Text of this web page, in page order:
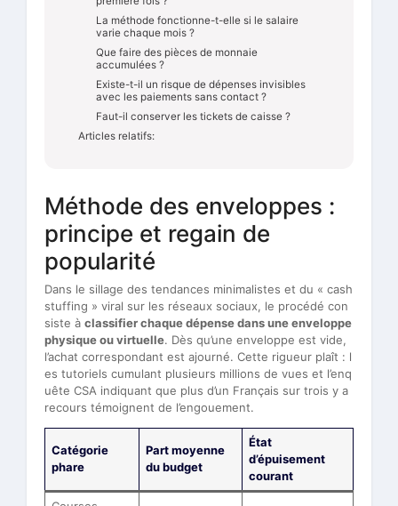
La méthode fonctionne-t-elle si le salaire
varie chaque mois ?
Que faire des pièces de monnaie
accumulées ?
Existe-t-il un risque de dépenses invisibles
avec les paiements sans contact ?
Faut-il conserver les tickets de caisse ?
Articles relatifs:
Méthode des enveloppes :
principe et regain de
popularité
Dans le sillage des tendances minimalistes et du « cash
stuffing » viral sur les réseaux sociaux, le procédé con
siste à classifier chaque dépense dans une enveloppe
physique ou virtuelle. Dès qu’une enveloppe est vide,
l’achat correspondant est ajourné. Cette rigueur plaît : l
es tutoriels cumulant plusieurs millions de vues et l’enq
uête CSA indiquant que plus d’un Français sur trois y a
recours témoignent de l’engouement.
Catégorie
phare
Part moyenne
du budget
État
d’épuisement
courant